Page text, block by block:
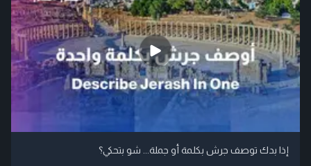
إذا بدك توصف جرش بكلمة أو جملة... شو بتحكي؟